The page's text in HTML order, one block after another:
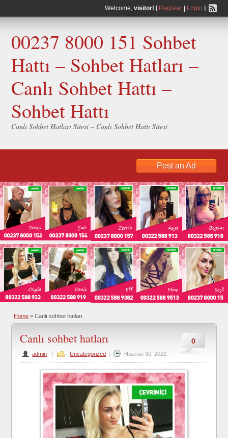
Welcome, visitor! [ Register| Login ]
00237 8000 151 Sohbet
Hattı – Sohbet Hatları –
Canlı Sohbet Hattı –
Sohbet Hattı
Canlı Sohbet Hatları Sitesi – Canlı Sohbet Hattı Sitesi
Post an Ad
Home » Canlı sohbet hatları
0
Canlı sohbet hatları
admin | Uncategorized | Haziran 30, 2022